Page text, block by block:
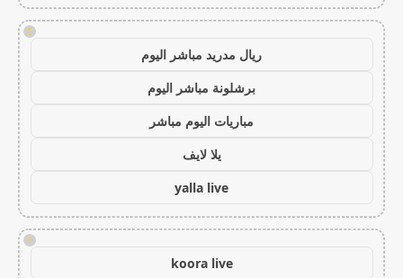
!
ريال مدريد مباشر اليوم
برشلونة مباشر اليوم
مباريات اليوم مباشر
يلا لايف
yalla live
!
koora live